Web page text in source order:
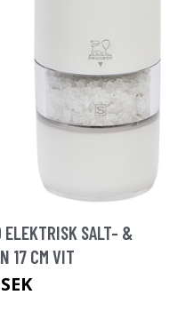
ELEKTRISK SALT- &
17 CM VIT